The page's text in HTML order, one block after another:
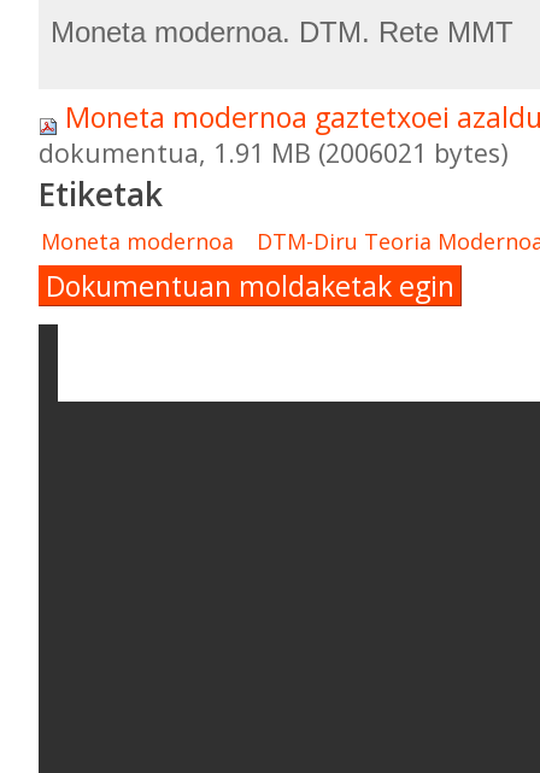
Moneta modernoa. DTM. Rete MMT
Moneta modernoa gaztetxoei
dokumentua, 1.91 MB (2006021 bytes)
Etiketak
Moneta modernoa DTM-Diru Teoria
Dokumentuan moldaketak egin